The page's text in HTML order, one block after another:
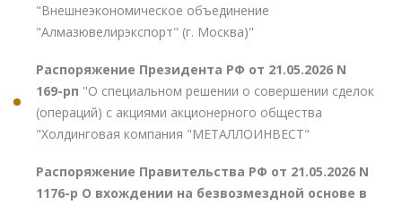
"Внешнеэкономическое объединение
"Алмазювелирэкспорт" (г. Москва)"
Распоряжение Президента РФ от 21.05.2026 N
169-рп "О специальном решении о совершении сделок
(операций) с акциями акционерного общества
"Холдинговая компания "МЕТАЛЛОИНВЕСТ"
Распоряжение Правительства РФ от 21.05.2026 N
1176-р О вхождении на безвозмездной основе в